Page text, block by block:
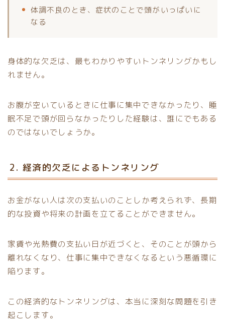
体調不良のとき、症状のことで頭がいっぱいに
なる
身体的な欠乏は、最もわかりやすいトンネリングかもし
れません。
お腹が空いているときに仕事に集中できなかったり、睡
眠不足で頭が回らなかったりした経験は、誰にでもある
のではないでしょうか。
2. 経済的欠乏によるトンネリング
お金がない人は次の支払いのことしか考えられず、長期
的な投資や将来の計画を立てることができません。
家賃や光熱費の支払い日が近づくと、そのことが頭から
離れなくなり、仕事に集中できなくなるという悪循環に
陥ります。
この経済的なトンネリングは、本当に深刻な問題を引き
起こします。